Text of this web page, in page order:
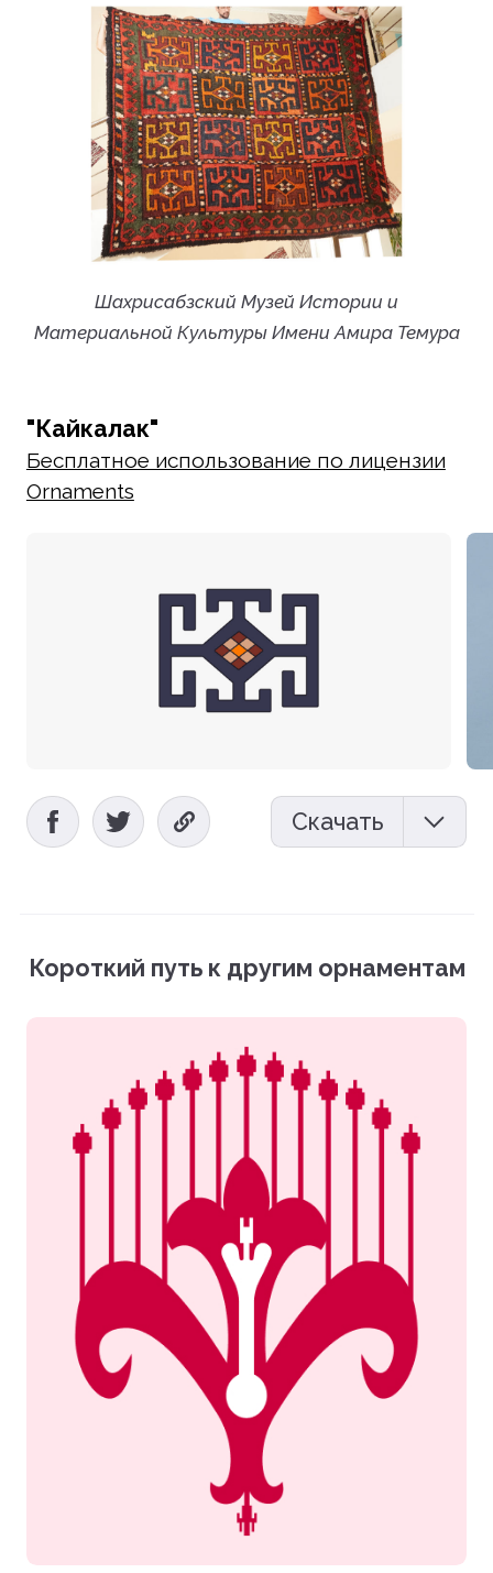
Шахрисабзский Музей Истории и
Материальной Культуры Имени Амира Темура
"Кайкалак"
Бесплатное использование по лицензии
Ornaments
Скачать
Фотографии (PNG)
Загрузить все файлы
Короткий путь к другим орнаментам